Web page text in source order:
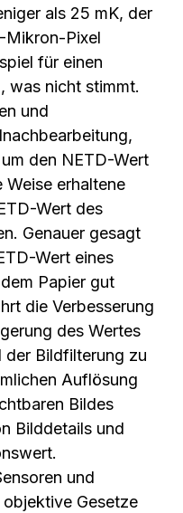
als 25 mK, der
Mikron-Pixel
für einen
was nicht stimmt.
und
den NETD-Wert
Weise erhaltene
Wert des
Genauer gesagt
Wert eines
Papier gut
die Verbesserung
des Wertes
der Bildfilterung zu
Auflösung
Bildes
Bilddetails und
und
Gesetze